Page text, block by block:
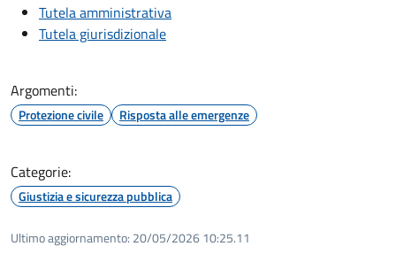
Tutela amministrativa
Tutela giurisdizionale
Argomenti:
Protezione civile Risposta alle emergenze
Categorie:
Giustizia e sicurezza pubblica
Ultimo aggiornamento: 20/05/2026 10:25.11